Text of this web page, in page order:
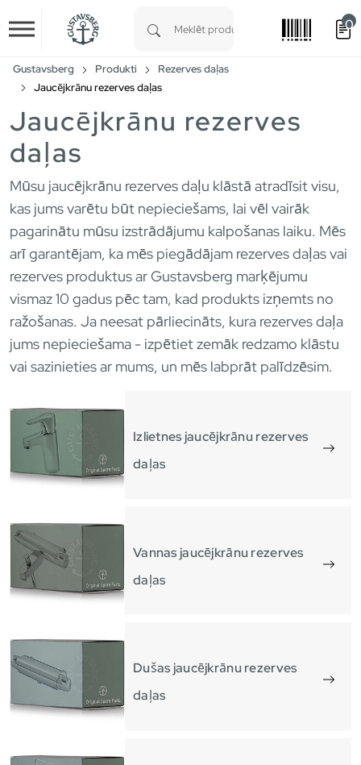
Skip to main content
0
Gustavsberg Produkti
Rezerves daļas
Jaucējkrānu rezerves daļas
Jaucējkrānu rezerves
daļas
Mūsu jaucējkrānu rezerves daļu klāstā atradīsit visu,
kas jums varētu būt nepieciešams, lai vēl vairāk
pagarinātu mūsu izstrādājumu kalpošanas laiku. Mēs
arī garantējam, ka mēs piegādājam rezerves daļas vai
rezerves produktus ar Gustavsberg marķējumu
vismaz 10 gadus pēc tam, kad produkts izņemts no
ražošanas. Ja neesat pārliecināts, kura rezerves daļa
jums nepieciešama - izpētiet zemāk redzamo klāstu
vai sazinieties ar mums, un mēs labprāt palīdzēsim.
Izlietnes jaucējkrānu rezerves
daļas
Vannas jaucējkrānu rezerves
daļas
Dušas jaucējkrānu rezerves
daļas